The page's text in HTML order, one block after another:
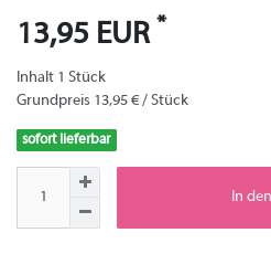
13,95 EUR *
Inhalt 1 Stück
Grundpreis 13,95 € / Stück
sofort lieferbar
In